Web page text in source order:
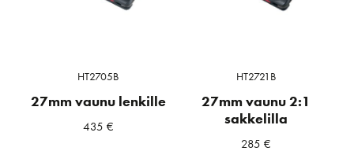
HT2705B
27mm vaunu lenkille
435 €
HT2721B
27mm vaunu 2:1
sakkelilla
285 €